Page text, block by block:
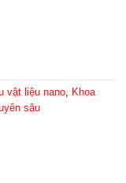
vật liệu nano Khoa
sâu